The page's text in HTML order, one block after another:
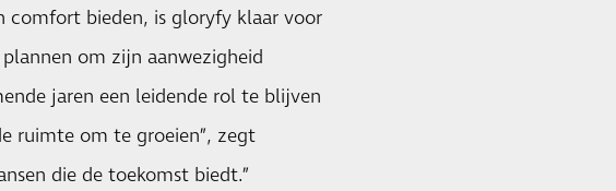
comfort bieden, is gloryfy klaar voor
om zijn aanwezigheid
jaren een leidende rol te blijven
ruimte om te groeien”, zegt
die de toekomst biedt.”